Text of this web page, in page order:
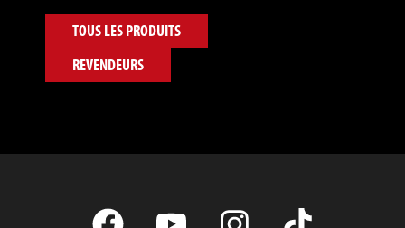
TOUS LES PRODUITS
REVENDEURS